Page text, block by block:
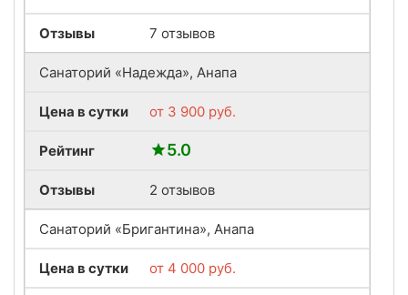
Отзывы 7 отзывов
Санаторий «Надежда», Анапа
Цена в сутки от 3 900 руб.
Рейтинг 5.0
Отзывы 2 отзывов
Санаторий «Бригантина», Анапа
Цена в сутки от 4 000 руб.